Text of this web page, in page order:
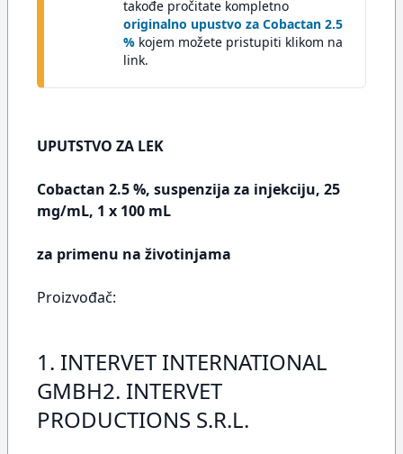
takođe pročitate kompletno
originalno upustvo za Cobactan 2.5
% kojem možete pristupiti klikom na
link.
UPUTSTVO ZA LEK
Cobactan 2.5 %, suspenzija za injekciju, 25
mg/mL, 1 x 100 mL
za primenu na životinjama
Proizvođač:
1. INTERVET INTERNATIONAL
GMBH2. INTERVET
PRODUCTIONS S.R.L.